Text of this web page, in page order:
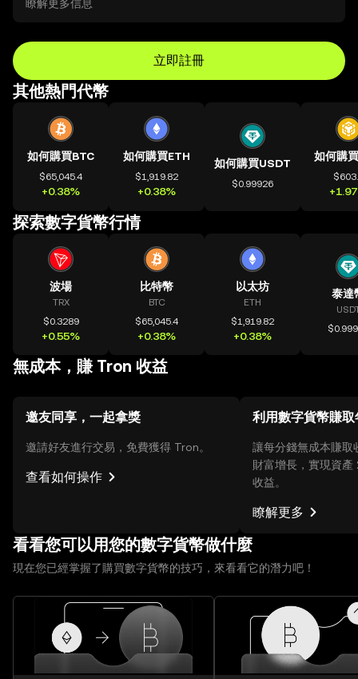
瞭解更多信息
立即註冊
其他熱門代幣
如何購買BTC
$65,045.4
+0.38%
如何購買ETH
$1,919.82
+0.38%
如何購買USDT
$0.99926
如何購
探索數字貨幣行情
波場
TRX
$0.3289
+0.55%
比特幣
BTC
$65,045.4
+0.38%
以太坊
ETH
$1,919.82
+0.38%
泰達
無成本，賺 Tron 收益
邀友同享，一起拿獎
邀請好友進行交易，免費獲得 Tron。
查看如何操作
利用數字貨幣賺
讓每分錢無成本賺
財富增長，實現資
收益。
瞭解更多
看看您可以用您的數字貨幣做什麼
現在您已經掌握了購買數字貨幣的技巧，來看看它的潛力吧！